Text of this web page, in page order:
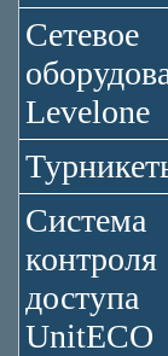
Сетевое
Levelone
Система
контроля
доступа
UnitECO